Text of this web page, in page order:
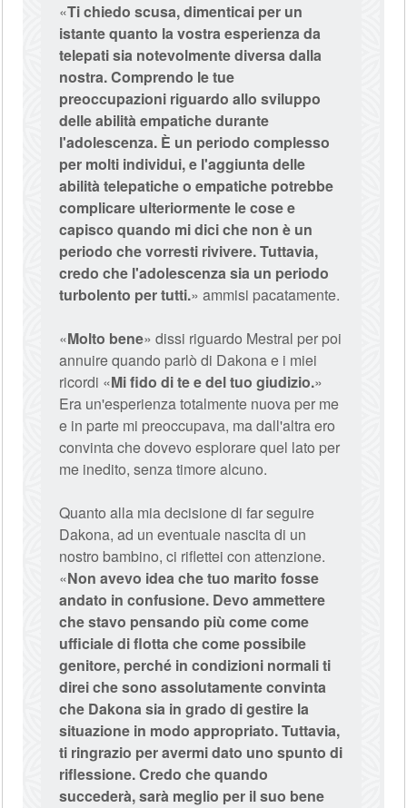
«Ti chiedo scusa, dimenticai per un
istante quanto la vostra esperienza da
telepati sia notevolmente diversa dalla
nostra. Comprendo le tue
preoccupazioni riguardo allo sviluppo
delle abilità empatiche durante
l'adolescenza. È un periodo complesso
per molti individui, e l'aggiunta delle
abilità telepatiche o empatiche potrebbe
complicare ulteriormente le cose e
capisco quando mi dici che non è un
periodo che vorresti rivivere. Tuttavia,
credo che l'adolescenza sia un periodo
turbolento per tutti.» ammisi pacatamente.
«Molto bene» dissi riguardo Mestral per poi
annuire quando parlò di Dakona e i miei
ricordi «Mi fido di te e del tuo giudizio.»
Era un'esperienza totalmente nuova per me
e in parte mi preoccupava, ma dall'altra ero
convinta che dovevo esplorare quel lato per
me inedito, senza timore alcuno.
Quanto alla mia decisione di far seguire
Dakona, ad un eventuale nascita di un
nostro bambino, ci riflettei con attenzione.
«Non avevo idea che tuo marito fosse
andato in confusione. Devo ammettere
che stavo pensando più come come
ufficiale di flotta che come possibile
genitore, perché in condizioni normali ti
direi che sono assolutamente convinta
che Dakona sia in grado di gestire la
situazione in modo appropriato. Tuttavia,
ti ringrazio per avermi dato uno spunto di
riflessione. Credo che quando
succederà, sarà meglio per il suo bene